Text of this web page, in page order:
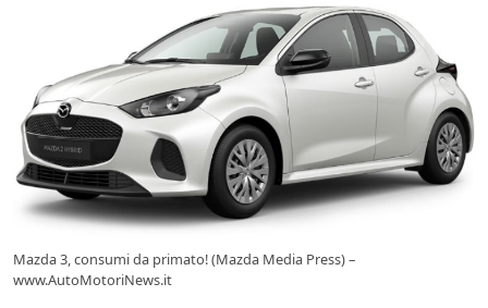
Mazda 3, consumi da primato! (Mazda Media Press) –
www.AutoMotoriNews.it